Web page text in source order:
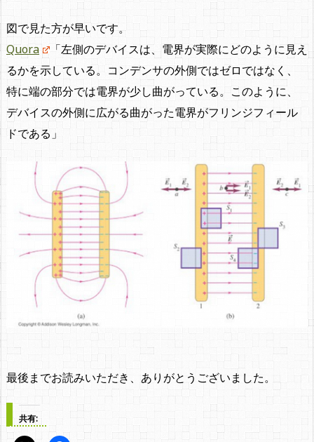
図で見た方が早いです。
Quora
「左側のデバイスは、電界が実際にどのように見え
るかを示している。コンデンサの外側ではゼロではなく、
特に端の部分では電界が少し曲がっている。このように、
デバイスの外側に広がる曲がった電界がフリンジフィール
ドである」
最後までお読みいただき、ありがとうございました。
共有: